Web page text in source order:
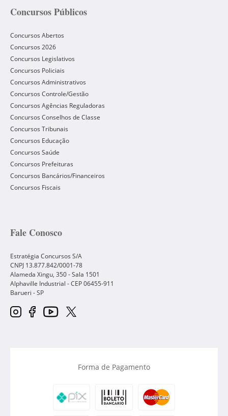
Concursos Públicos
Concursos Abertos
Concursos 2026
Concursos Legislativos
Concursos Policiais
Concursos Administrativos
Concursos Controle/Gestão
Concursos Agências Reguladoras
Concursos Conselhos de Classe
Concursos Tribunais
Concursos Educação
Concursos Saúde
Concursos Prefeituras
Concursos Bancários/Financeiros
Concursos Fiscais
Fale Conosco
Estratégia Concursos S/A
CNPJ 13.877.842/0001-78
Alameda Xingu, 350 - Sala 1501
Alphaville Industrial - CEP06455-911
Barueri -SP
Forma de Pagamento